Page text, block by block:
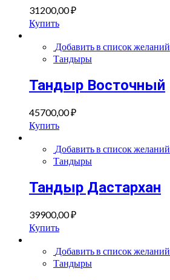
31200,00₽
Купить
Добавить в список желаний
Тандыры
Тандыр Восточный
45700,00₽
Купить
Добавить в список желаний
Тандыры
Тандыр Дастархан
39900,00₽
Купить
Добавить в список желаний
Тандыры